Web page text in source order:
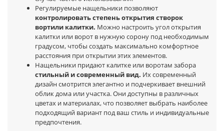
Регулируемые нащельники позволяют
контролировать степень открытия створок
вортили калитки. Можно настроить угол открытия
калитки или ворот в нужную сорону под необходимым
градусом, чтобы создать максимально комфортное
расстояния при открытии этих элементов.
Нащельники придают калитке или воротам забора
стильный и современный вид. Их современный
дизайн смотрится элегантно и подчеркивает внешний
облик дома или участка. Они доступны в различных
цветах и материалах, что позволяет выбрать наиболее
подходящий вариант под ваш стиль и индивидуальные
предпочтения.